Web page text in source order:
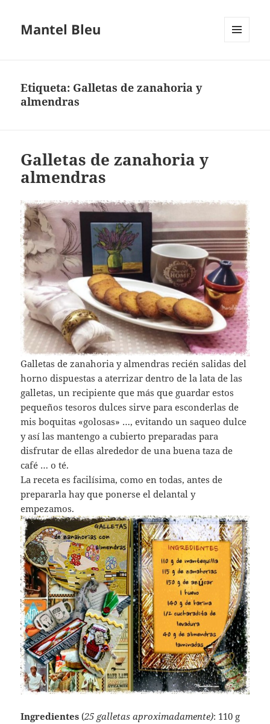
Mantel Bleu
Etiqueta: Galletas de zanahoria y
almendras
Galletas de zanahoria y
almendras
Galletas de zanahoria y almendras recién salidas del
horno dispuestas a aterrizar dentro de la lata de las
galletas, un recipiente que más que guardar estos
pequeños tesoros dulces sirve para esconderlas de
mis boquitas «golosas» …, evitando un saqueo dulce
y así las mantengo a cubierto preparadas para
disfrutar de ellas alrededor de una buena taza de
café … o té.
La receta es facilísima, como en todas, antes de
prepararla hay que ponerse el delantal y
empezamos.
Ingredientes (25 galletas aproximadamente): 110 g